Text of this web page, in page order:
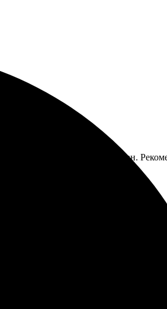
быстро, отлично упакован.
выбрать нужный формат. Весь
Пришло в отличном качестве!